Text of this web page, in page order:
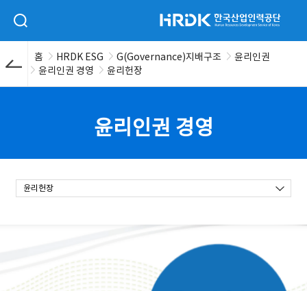
검색 입력폼 열기 HRDK 한국산업인력공단
홈 HRDK ESG G(Governance)지배구조
윤리인권
윤리인권 경영
윤리헌장
윤리인권 경영
윤리헌장